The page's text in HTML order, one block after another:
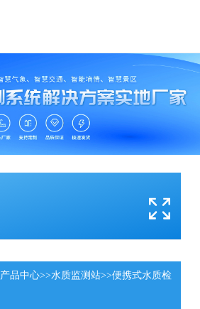
产品中心>>水质监测站>>便携式水质检